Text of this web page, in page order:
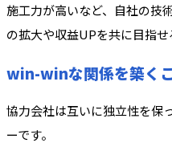
施工力が高いなど、自社の技
の拡大や収益UPを共に目指せ
win-winな関係を築く
協力会社は互いに独立性を保
ーです。